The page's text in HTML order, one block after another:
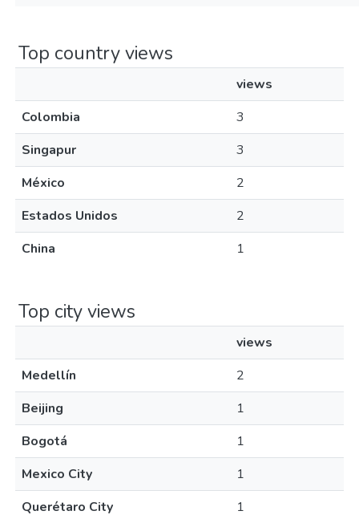
Top country views
views
Colombia
3
Singapur
3
México
2
Estados Unidos
2
China
1
Top city views
views
Medellín
2
Beijing
1
Bogotá
1
Mexico City
1
Querétaro City
1